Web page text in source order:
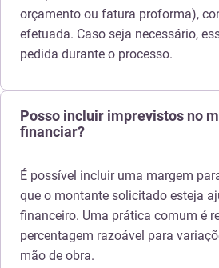
orçamento ou fatura proforma),
efetuada. Caso seja necessário,
pedida durante o processo.
Posso incluir imprevistos no
financiar?
É possível incluir uma margem
que o montante solicitado esteja
financeiro. Uma prática comum é
percentagem razoável para
mão de obra.